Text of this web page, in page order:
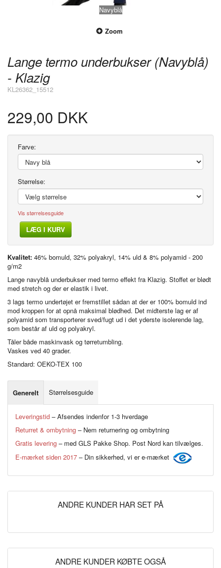
Navyblå
Zoom
Lange termo underbukser (Navyblå)
- Klazig
KL26362_15512
229,00 DKK
Vis størrelsesguide
Farve:
Størrelse:
LÆG I KURV
Kvalitet: 46% bomuld, 32% polyakryl, 14% uld & 8% polyamid - 200
g/m2
Lange navyblå underbukser med termo effekt fra Klazig. Stoffet er blødt
med stretch og der er elastik i livet.
3 lags termo undertøjet er fremstillet sådan at der er 100% bomuld ind
mod kroppen for at opnå maksimal blødhed. Det midterste lag er af
polyamid som transporterer sved/fugt ud i det yderste isolerende lag,
som består af uld og polyakryl.
Tåler både maskinvask og tørretumbling.
Vaskes ved 40 grader.
Standard: OEKO-TEX 100
Generelt Størrelsesguide
Leveringstid – Afsendes indenfor 1-3 hverdage
Returret & ombytning – Nem returnering og ombytning
Gratis levering – med GLS Pakke Shop. Post Nord kan tilvælges.
E-mærket siden 2017 – Din sikkerhed, vi er e-mærket
ANDRE KUNDER HAR SET PÅ
ANDRE KUNDER KØBTE OGSÅ